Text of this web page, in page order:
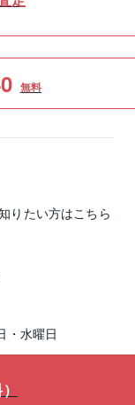
無料
りたい方はこちら
・水曜日